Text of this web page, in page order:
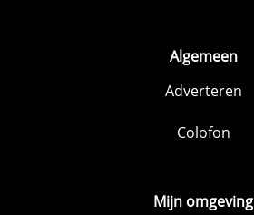
Algemeen
Adverteren
Colofon
Mijn omgeving